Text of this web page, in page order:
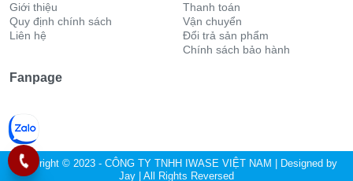
Giới thiệu
Quy định chính sách
Liên hệ
Thanh toán
Vận chuyển
Đổi trả sản phẩm
Chính sách bảo hành
Fanpage
Copyright © 2023 - CÔNG TY TNHH IWASE VIỆT NAM | Designed by
Jay | All Rights Reversed